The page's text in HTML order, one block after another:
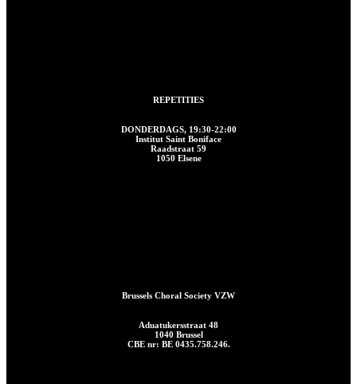
REPETITIES
DONDERDAGS, 19:30-22:00
Institut Saint Boniface
Raadstraat 59
1050 Elsene
Brussels Choral Society VZW
Aduatukersstraat 48
1040 Brussel
CBE nr: BE 0435.758.246.